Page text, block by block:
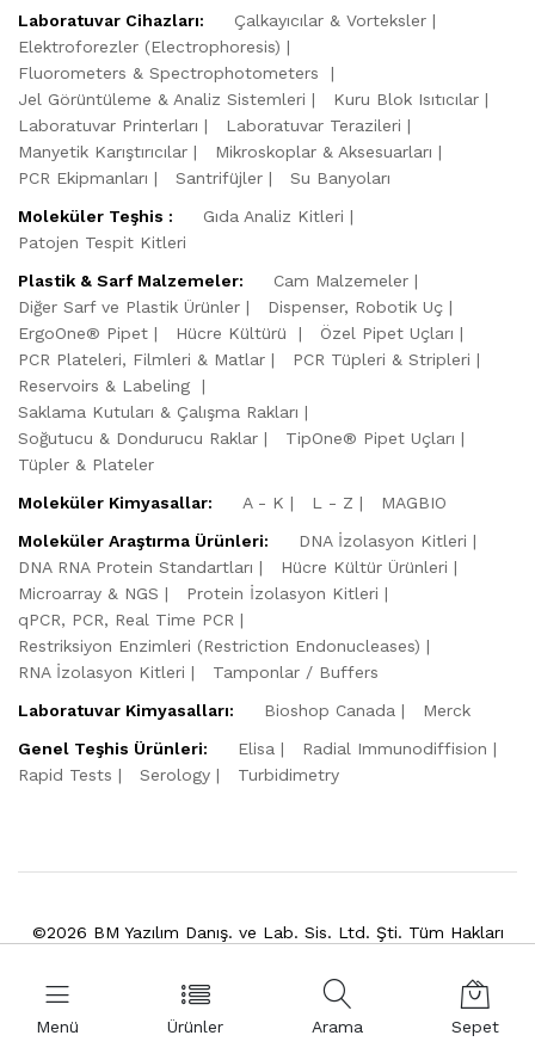
Menü Ürünler Arama Sepet
Laboratuvar Cihazları:
Çalkayıcılar & Vorteksler
Elektroforezler (Electrophoresis)
Fluorometers & Spectrophotometers
Jel Görüntüleme & Analiz Sistemleri
Kuru Blok Isıtıcılar
Laboratuvar Printerları
Laboratuvar Terazileri
Manyetik Karıştırıcılar
Mikroskoplar & Aksesuarları
PCR Ekipmanları
Santrifüjler
Su Banyoları
Moleküler Teşhis :
Gıda Analiz Kitleri
Patojen Tespit Kitleri
Plastik & Sarf Malzemeler:
Cam Malzemeler
Diğer Sarf ve Plastik Ürünler
Dispenser, Robotik Uç
ErgoOne® Pipet
Hücre Kültürü
Özel Pipet Uçları
PCR Plateleri, Filmleri & Matlar
PCR Tüpleri & Stripleri
Reservoirs & Labeling
Saklama Kutuları & Çalışma Rakları
Soğutucu & Dondurucu Raklar
TipOne® Pipet Uçları
Tüpler & Plateler
Moleküler Kimyasallar:
A - K L - Z
MAGBIO
Moleküler Araştırma Ürünleri:
DNA İzolasyon Kitleri
DNA RNA Protein Standartları
Hücre Kültür Ürünleri
Microarray & NGS
Protein İzolasyon Kitleri
qPCR, PCR, Real Time PCR
Restriksiyon Enzimleri (Restriction Endonucleases)
RNA İzolasyon Kitleri
Tamponlar / Buffers
Laboratuvar Kimyasalları:
Bioshop Canada
Merck
Genel Teşhis Ürünleri:
Elisa
Radial Immunodiffision
Rapid Tests
Serology Turbidimetry
©2026 BM Yazılım Danış. ve Lab. Sis. Ltd. Şti. Tüm Hakları
Powered by
VitaSoft